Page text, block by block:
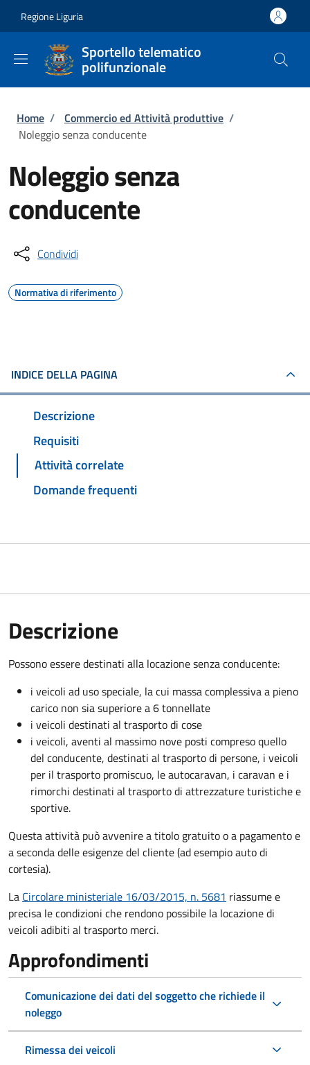
Regione Liguria
Sportello telematico
polifunzionale
Briciole di pane
Home / Commercio ed Attività produttive /
Noleggio senza conducente
Noleggio senza
conducente
Condividi
Normativa di riferimento
INDICE DELLA PAGINA
Descrizione
Requisiti
Attività correlate
Domande frequenti
Descrizione
Possono essere destinati alla locazione senza conducente:
i veicoli ad uso speciale, la cui massa complessiva a pieno
carico non sia superiore a 6 tonnellate
i veicoli destinati al trasporto di cose
i veicoli, aventi al massimo nove posti compreso quello
del conducente, destinati al trasporto di persone, i veicoli
per il trasporto promiscuo, le autocaravan, i caravan e i
rimorchi destinati al trasporto di attrezzature turistiche e
sportive.
Questa attività può avvenire a titolo gratuito o a pagamento e
a seconda delle esigenze del cliente (ad esempio auto di
cortesia).
La Circolare ministeriale 16/03/2015, n. 5681 riassume e
precisa le condizioni che rendono possibile la locazione di
veicoli adibiti al trasporto merci.
Approfondimenti
Comunicazione dei dati del soggetto che richiede il
noleggo
Rimessa dei veicoli